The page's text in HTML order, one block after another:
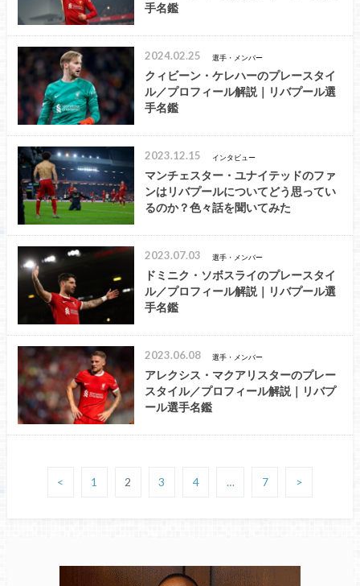
手名鑑
2024.02.25 選手・メンバー
クィビーン・ケレハーのプレースタイ
ル／プロフィール解説｜リバプール選
手名鑑
2023.12.15 インタビュー
マンチェスター・ユナイテッドのファ
ンはリバプールについてどう思ってい
るのか？色々話を聞いてみた
2023.07.03 選手・メンバー
ドミニク・ソボスライのプレースタイ
ル／プロフィール解説｜リバプール選
手名鑑
2023.06.08 選手・メンバー
アレクシス・マクアリスターのプレー
スタイル／プロフィール解説｜リバプ
ール選手名鑑
< 1 2 3 4 … 7 >